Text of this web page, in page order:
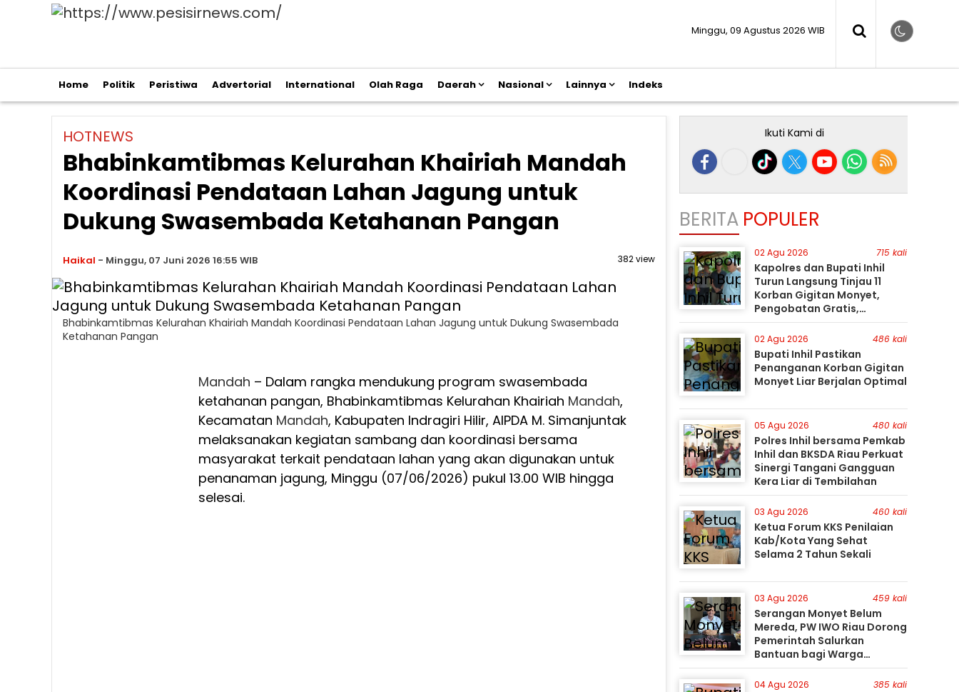
Minggu, 09 Agustus 2026 WIB
Home Politik Peristiwa Advertorial International Olah Raga Daerah Nasional Lainnya Indeks
HOTNEWS
Bhabinkamtibmas Kelurahan Khairiah Mandah
Koordinasi Pendataan Lahan Jagung untuk
Dukung Swasembada Ketahanan Pangan
Haikal - Minggu, 07 Juni 2026 16:55 WIB 382 view
Bhabinkamtibmas Kelurahan Khairiah Mandah Koordinasi Pendataan Lahan Jagung untuk Dukung Swasembada
Ketahanan Pangan
Mandah – Dalam rangka mendukung program swasembada
ketahanan pangan, Bhabinkamtibmas Kelurahan Khairiah Mandah,
Kecamatan Mandah, Kabupaten Indragiri Hilir, AIPDA M. Simanjuntak
melaksanakan kegiatan sambang dan koordinasi bersama
masyarakat terkait pendataan lahan yang akan digunakan untuk
penanaman jagung, Minggu (07/06/2026) pukul 13.00 WIB hingga
selesai.
Ikuti Kami di
BERITA POPULER
02 Agu 2026 715 kali
Kapolres dan Bupati Inhil
Turun Langsung Tinjau 11
Korban Gigitan Monyet,
Pengobatan Gratis,
Perburuan Terus Berlanjut
02 Agu 2026 486 kali
Bupati Inhil Pastikan
Penanganan Korban Gigitan
Monyet Liar Berjalan Optimal
05 Agu 2026 480 kali
Polres Inhil bersama Pemkab
Inhil dan BKSDA Riau Perkuat
Sinergi Tangani Gangguan
Kera Liar di Tembilahan
03 Agu 2026 460 kali
Ketua Forum KKS Penilaian
Kab/Kota Yang Sehat
Selama 2 Tahun Sekali
03 Agu 2026 459 kali
Serangan Monyet Belum
Mereda, PW IWO Riau Dorong
Pemerintah Salurkan
Bantuan bagi Warga
Terdampak
04 Agu 2026 385 kali